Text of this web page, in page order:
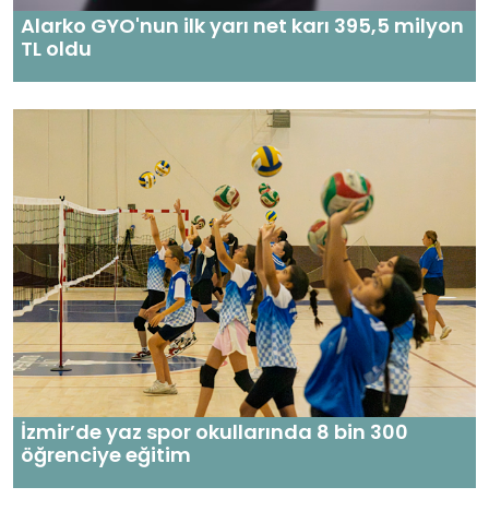
Alarko GYO'nun ilk yarı net karı 395,5 milyon
TL oldu
İzmir’de yaz spor okullarında 8 bin 300
öğrenciye eğitim